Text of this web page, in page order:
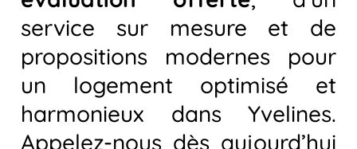
service sur mesure et de
propositions modernes pour
un logement optimisé et
harmonieux dans Yvelines.
Appelez-nous dès aujourd’hui